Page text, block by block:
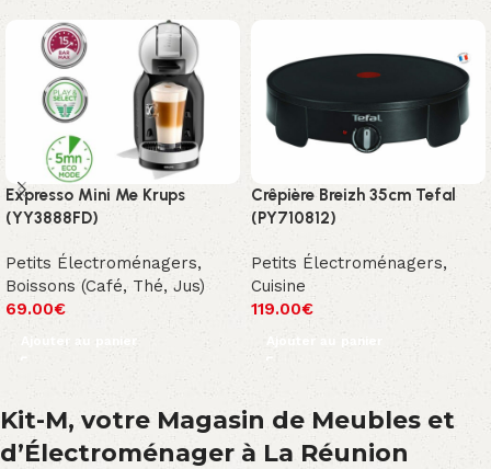
Expresso Mini Me Krups
(YY3888FD)
Petits Électroménagers,
Boissons (Café, Thé, Jus)
69.00€
Ajouter au panier
Crêpière Breizh 35cm Tefal
(PY710812)
Petits Électroménagers,
Cuisine
119.00€
Ajouter au panier
Kit-M, votre Magasin de Meubles et
d’Électroménager à La Réunion